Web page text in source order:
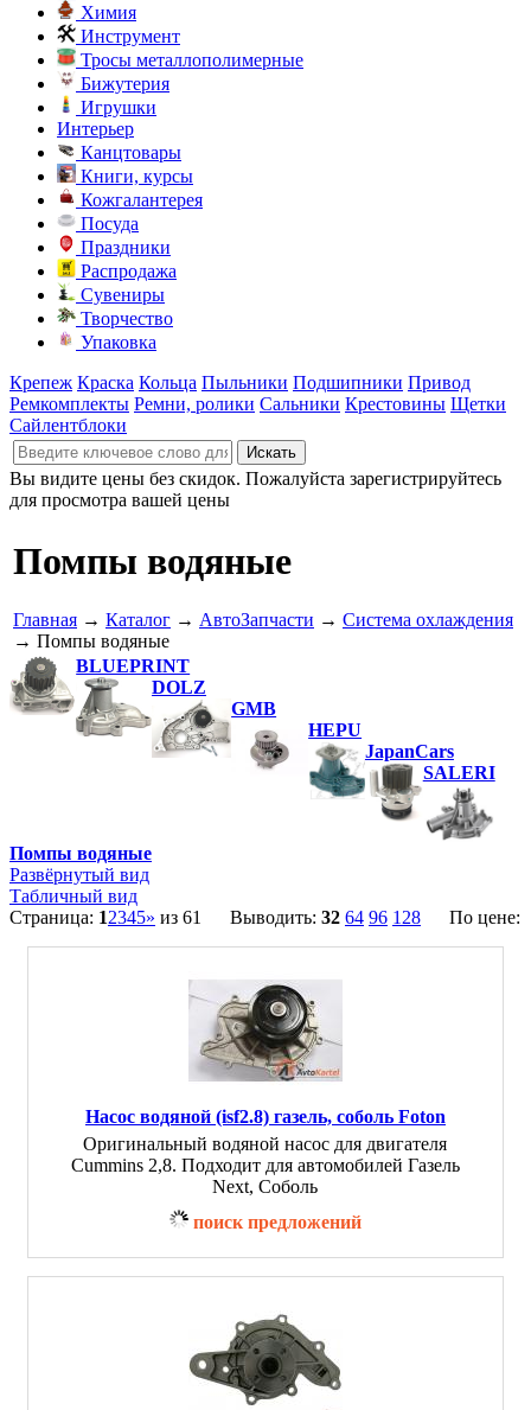
Химия
Инструмент
Тросы металлополимерные
Бижутерия
Игрушки
Интерьер
Канцтовары
Книги, курсы
Кожгалантерея
Посуда
Праздники
Распродажа
Сувениры
Творчество
Упаковка
Крепеж Краска Кольца Пыльники Подшипники Привод
Ремкомплекты Ремни, ролики Сальники Крестовины Щетки
Сайлентблоки
Вы видите цены без скидок. Пожалуйста зарегистрируйтесь
для просмотра вашей цены
Помпы водяные
Главная → Каталог → АвтоЗапчасти → Система охлаждения
→ Помпы водяные
BLUEPRINT
DOLZ
GMB
HEPU
JapanCars
SALERI
Помпы водяные
Развёрнутый вид
Табличный вид
Страница: 12345» из 61 Выводить: 32 64 96 128 По цене:
Насос водяной (isf2.8) газель, соболь Foton
Оригинальный водяной насос для двигателя
Cummins 2,8. Подходит для автомобилей Газель
Next, Соболь
поиск предложений